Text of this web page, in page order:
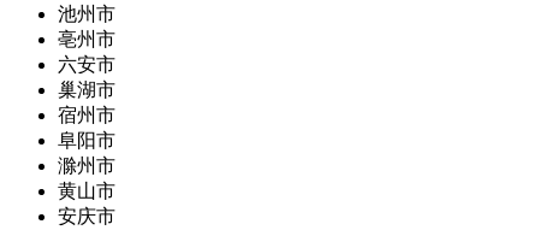
池州市
亳州市
六安市
巢湖市
宿州市
阜阳市
滁州市
黄山市
安庆市